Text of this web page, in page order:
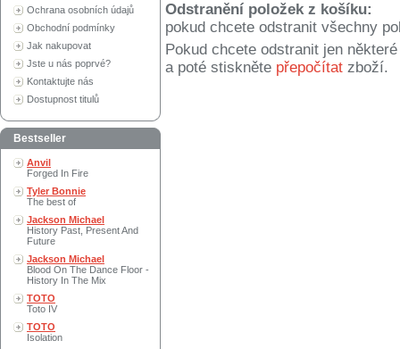
Ochrana osobních údajů
Obchodní podmínky
Jak nakupovat
Jste u nás poprvé?
Kontaktujte nás
Dostupnost titulů
Bestseller
Anvil
Forged In Fire
Tyler Bonnie
The best of
Jackson Michael
History Past, Present And
Future
Jackson Michael
Blood On The Dance Floor -
History In The Mix
TOTO
Toto IV
TOTO
Isolation
Odstranění položek z košíku:
pokud chcete odstranit všechny
Pokud chcete odstranit jen
a poté stiskněte přepočítat zboží.